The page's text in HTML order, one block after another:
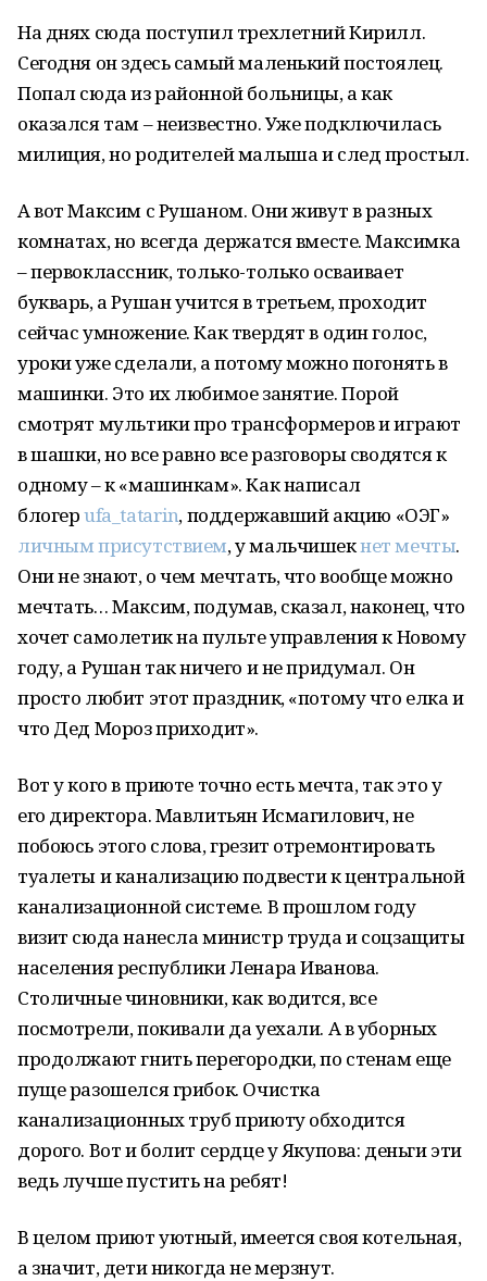
На днях сюда поступил трехлетний Кирилл.
Сегодня он здесь самый маленький постоялец.
Попал сюда из районной больницы, а как
оказался там – неизвестно. Уже подключилась
милиция, но родителей малыша и след простыл.
А вот Максим с Рушаном. Они живут в разных
комнатах, но всегда держатся вместе. Максимка
– первоклассник, только-только осваивает
букварь, а Рушан учится в третьем, проходит
сейчас умножение. Как твердят в один голос,
уроки уже сделали, а потому можно погонять в
машинки. Это их любимое занятие. Порой
смотрят мультики про трансформеров и играют
в шашки, но все равно все разговоры сводятся к
одному – к «машинкам». Как написал
блогерufa_tatarin, поддержавший акцию «ОЭГ»
личным присутствием, у мальчишекнет мечты.
Они не знают, о чем мечтать, что вообще можно
мечтать… Максим, подумав, сказал, наконец, что
хочет самолетик на пульте управления к Новому
году, а Рушан так ничего и не придумал. Он
просто любит этот праздник, «потому что елка и
что Дед Мороз приходит».
Вот у кого в приюте точно есть мечта, так это у
его директора. Мавлитьян Исмагилович, не
побоюсь этого слова, грезит отремонтировать
туалеты и канализацию подвести к центральной
канализационной системе. В прошлом году
визит сюда нанесла министр труда и соцзащиты
населения республики Ленара Иванова.
Столичные чиновники, как водится, все
посмотрели, покивали да уехали. А в уборных
продолжают гнить перегородки, по стенам еще
пуще разошелся грибок. Очистка
канализационных труб приюту обходится
дорого. Вот и болит сердце у Якупова: деньги эти
ведь лучше пустить на ребят!
В целом приют уютный, имеется своя котельная,
а значит, дети никогда не мерзнут.